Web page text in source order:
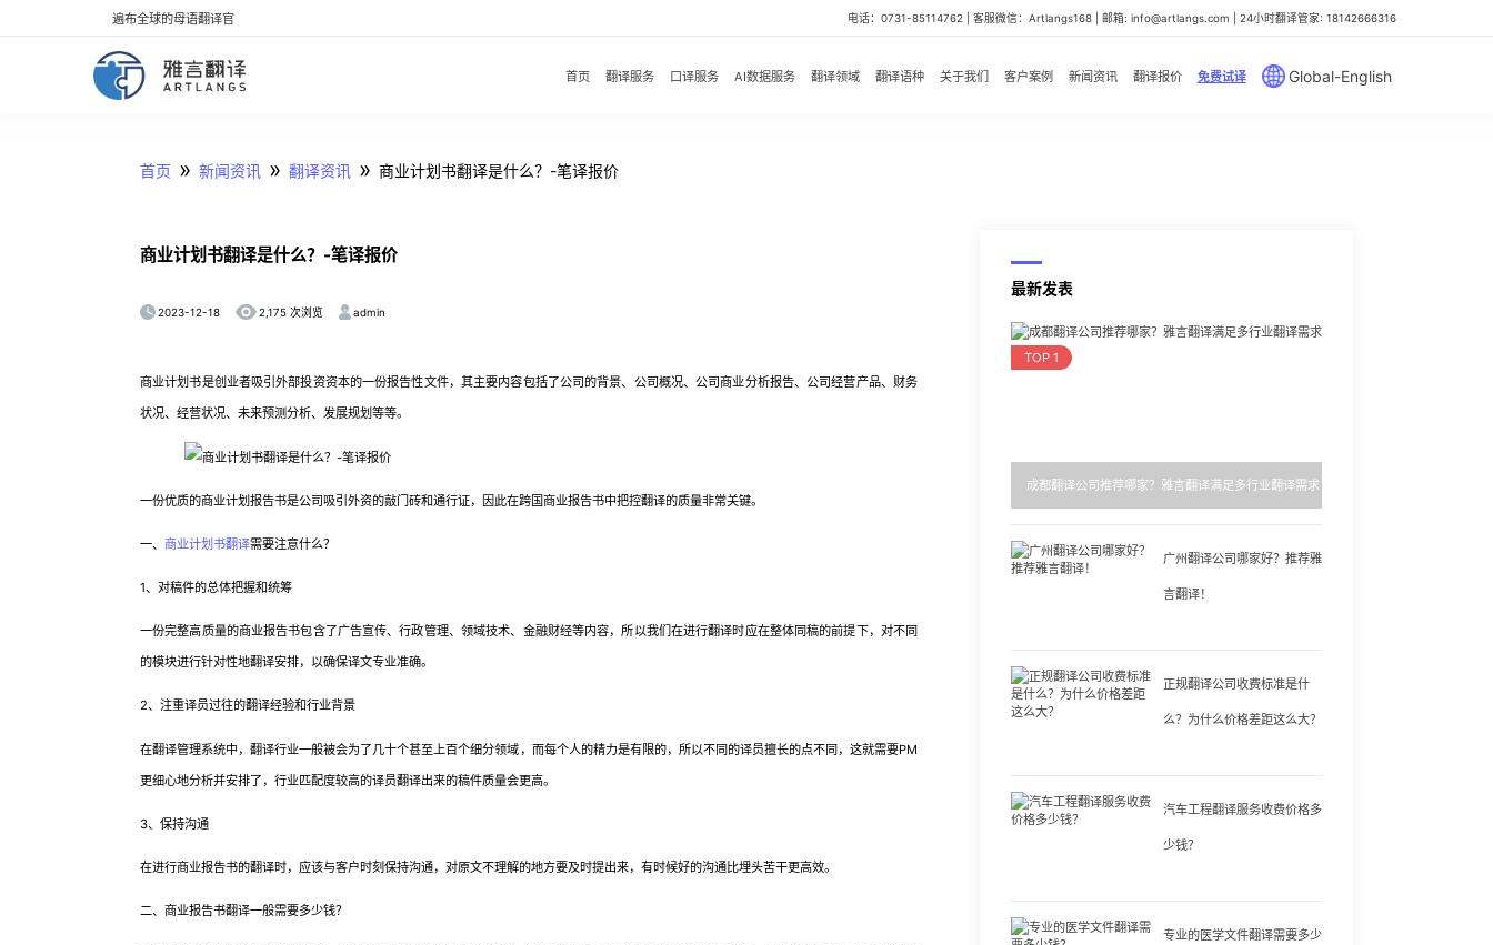
遍布全球的母语翻译官 电话：0731-85114762 | 客服微信：Artlangs168 | 邮箱: info@artlangs.com | 24小时翻译管家: 18142666316
首页 翻译服务 口译服务 AI数据服务 翻译领域 翻译语种 关于我们 客户案例 新闻资讯 翻译报价 免费试译 Global-English
首页 » 新闻资讯 » 翻译资讯 » 商业计划书翻译是什么？-笔译报价
商业计划书翻译是什么？-笔译报价
2023-12-18 2,175 次浏览 admin
商业计划书是创业者吸引外部投资资本的一份报告性文件，其主要内容包括了公司的背景、公司概况、公司商业分析报告、公司经营产品、财务
状况、经营状况、未来预测分析、发展规划等等。
一份优质的商业计划报告书是公司吸引外资的敲门砖和通行证，因此在跨国商业报告书中把控翻译的质量非常关键。
一、 商业计划书翻译需要注意什么？
1、对稿件的总体把握和统筹
一份完整高质量的商业报告书包含了广告宣传、行政管理、领域技术、金融财经等内容，所以我们在进行翻译时应在整体同稿的前提下，对不同
的模块进行针对性地翻译安排，以确保译文专业准确。
2、注重译员过往的翻译经验和行业背景
在翻译管理系统中，翻译行业一般被会为了几十个甚至上百个细分领域，而每个人的精力是有限的，所以不同的译员擅长的点不同，这就需要PM
更细心地分析并安排了，行业匹配度较高的译员翻译出来的稿件质量会更高。
3、保持沟通
在进行商业报告书的翻译时，应该与客户时刻保持沟通，对原文不理解的地方要及时提出来，有时候好的沟通比埋头苦干更高效。
二、商业报告书翻译一般需要多少钱？
最新发表
TOP 1
成都翻译公司推荐哪家？雅言翻译满足多行业翻译需求
广州翻译公司哪家好？推荐雅
言翻译！
正规翻译公司收费标准是什
么？为什么价格差距这么大？
汽车工程翻译服务收费价格多
少钱？
专业的医学文件翻译需要多少